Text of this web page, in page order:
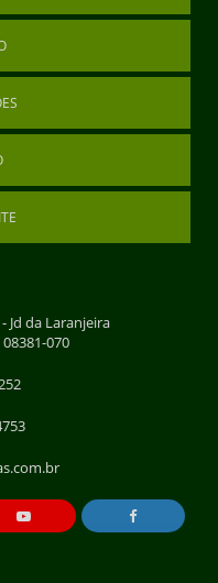
Jd da Laranjeira
08381-070